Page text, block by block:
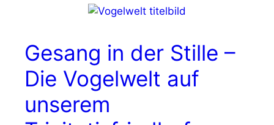
Gesang in der Stille –
Die Vogelwelt auf
unserem